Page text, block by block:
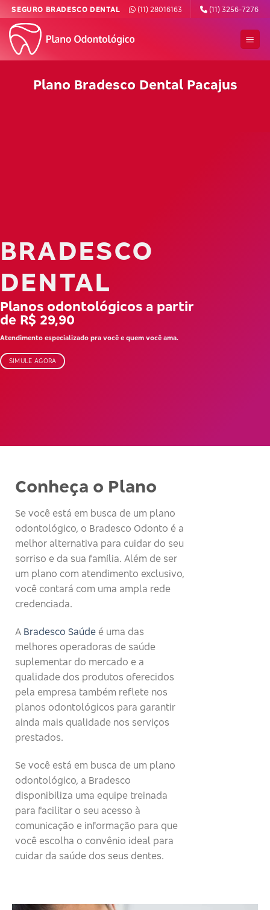
Skip
content
SEGURO BRADESCO DENTAL (11) 28016163 (11) 3256-7276
Plano Bradesco Dental Pacajus
BRADESCO
DENTAL
Planos odontológicos a partir
de R$ 29,90
Atendimento especializado pra você e quem você ama.
SIMULE AGORA
Conheça o Plano
Se você está em busca de um plano
odontológico, o Bradesco Odonto é a
melhor alternativa para cuidar do seu
sorriso e da sua família. Além de ser
um plano com atendimento exclusivo,
você contará com uma ampla rede
credenciada.
A Bradesco Saúde é uma das
melhores operadoras de saúde
suplementar do mercado e a
qualidade dos produtos oferecidos
pela empresa também reflete nos
planos odontológicos para garantir
ainda mais qualidade nos serviços
prestados.
Se você está em busca de um plano
odontológico, a Bradesco
disponibiliza uma equipe treinada
para facilitar o seu acesso à
comunicação e informação para que
você escolha o convênio ideal para
cuidar da saúde dos seus dentes.